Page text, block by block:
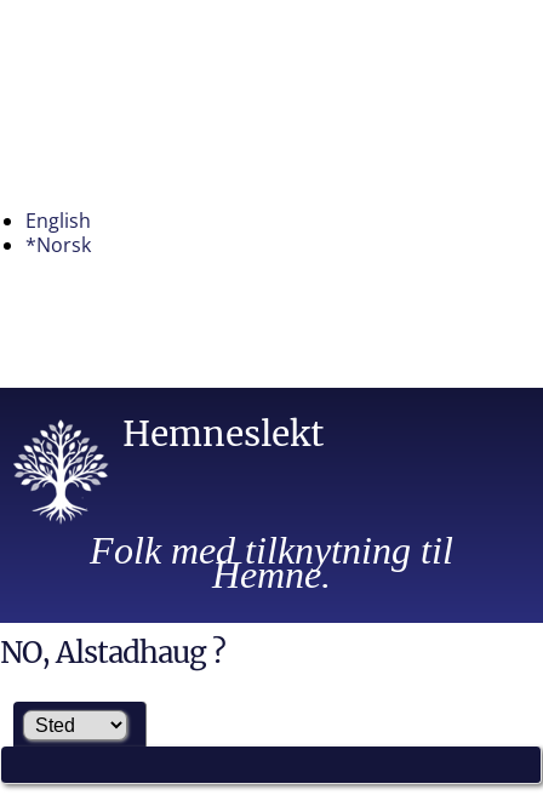
English
*Norsk
Hemneslekt
Folk med tilknytning til
Hemne.
NO, Alstadhaug ?